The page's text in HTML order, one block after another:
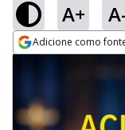
A+
Adicione como
Opens in new